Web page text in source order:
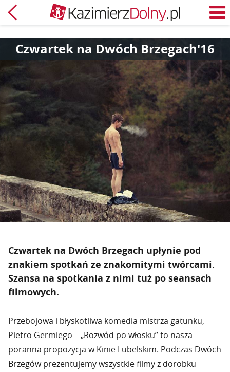
Powrót
Czwartek na Dwóch Brzegach'16
Czwartek na Dwóch Brzegach upłynie pod
znakiem spotkań ze znakomitymi twórcami.
Szansa na spotkania z nimi tuż po seansach
filmowych.
Przebojowa i błyskotliwa komedia mistrza gatunku,
Pietro Germiego – „Rozwód po włosku” to nasza
poranna propozycja w Kinie Lubelskim. Podczas Dwóch
Brzegów prezentujemy wszystkie filmy z dorobku